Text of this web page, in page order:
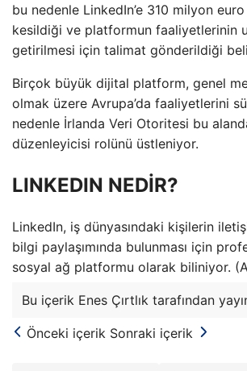
bu nedenle LinkedIn’e 310 milyon
kesildiği ve platformun faaliyetlerinin
getirilmesi için talimat gönderildiği
Birçok büyük dijital platform, genel
olmak üzere Avrupa’da faaliyetlerini
nedenle İrlanda Veri Otoritesi bu
düzenleyicisi rolünü üstleniyor.
LINKEDIN NEDİR?
LinkedIn, iş dünyasındaki kişilerin
bilgi paylaşımında bulunması için
sosyal ağ platformu olarak biliniyor.
Bu içerik Enes Çırtlık tarafından
Önceki içerik Sonraki içerik